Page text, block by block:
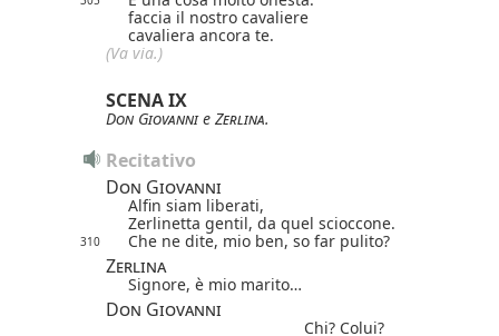
faccia il nostro cavaliere
cavaliera ancora te.
(Va via.)
SCENA IX
Don Giovannie Zerlina.
Recitativo
Don Giovanni
Alfin siam liberati,
Zerlinetta gentil, da quel scioccone.
310 Che ne dite, mio ben, so far pulito?
Zerlina
Signore, è mio marito…
Don Giovanni
Chi? Colui?